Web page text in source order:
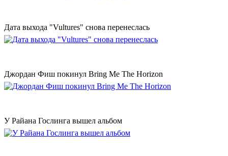
Дата выхода "Vultures" снова перенеслась
Джордан Фиш покинул Bring Me The Horizon
У Райана Гослинга вышел альбом